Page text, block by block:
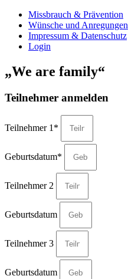
Missbrauch & Prävention
Wünsche und Anregungen
Impressum & Datenschutz
Login
„We are family“
Teilnehmer anmelden
Teilnehmer 1*
Geburtsdatum*
Teilnehmer 2
Geburtsdatum
Teilnehmer 3
Geburtsdatum